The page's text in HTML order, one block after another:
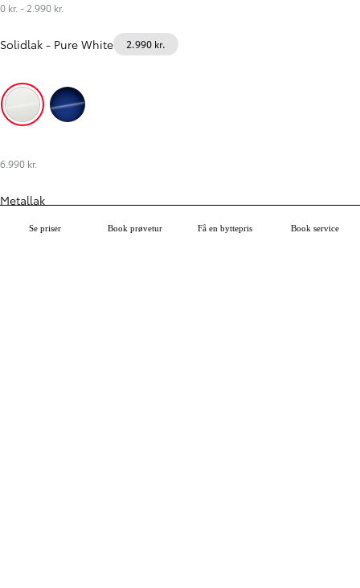
Se priser Book prøvetur Få en byttepris Book service
0 kr. - 2.990 kr.
Solidlak - Pure White 2.990 kr.
Pure White
6.990 kr.
Metallak